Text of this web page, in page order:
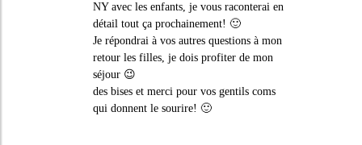
NY avec les enfants, je vous raconterai en
détail tout ça prochainement! 🙂
Je répondrai à vos autres questions à mon
retour les filles, je dois profiter de mon
séjour 😉
des bises et merci pour vos gentils coms
qui donnent le sourire! 🙂